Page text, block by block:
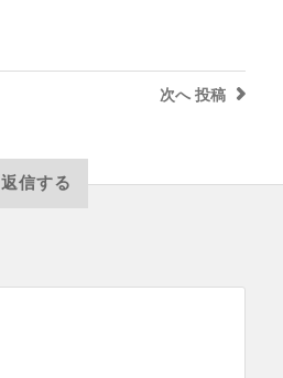
次へ 投稿
返信する